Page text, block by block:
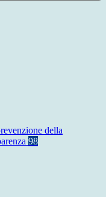
della
98